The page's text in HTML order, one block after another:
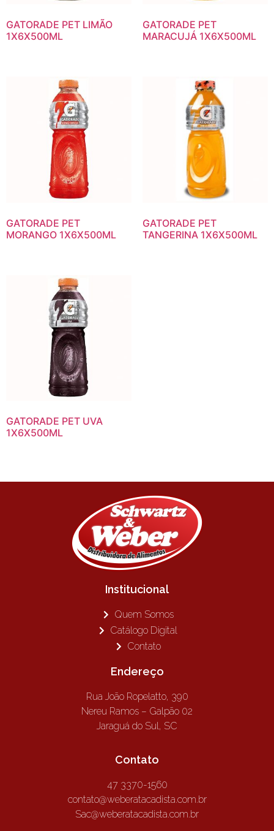
GATORADE PET LIMÃO
1X6X500ML
GATORADE PET
MARACUJÁ 1X6X500ML
GATORADE PET
MORANGO 1X6X500ML
GATORADE PET
TANGERINA 1X6X500ML
GATORADE PET UVA
1X6X500ML
Institucional
Quem Somos
Catálogo Digital
Contato
Endereço
Rua João Ropelatto, 390
Nereu Ramos – Galpão 02
Jaraguá do Sul, SC
Contato
47 3370-1560
contato@weberatacadista.com.br
Sac@weberatacadista.com.br